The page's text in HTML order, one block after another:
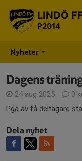
Nyheter
LINDÖ
P2014
Dagens
24 aug 2025
0
Pga av få deltagare
Dela nyhet